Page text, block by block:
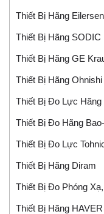
Thiết Bị Hãng Eilersen
Thiết Bị Hãng SODIC
Thiết Bị Hãng GE
Thiết Bị Hãng
Thiết Bị Đo Lực Hãng
Thiết Bị Đo Hãng
Thiết Bị Đo Lực
Thiết Bị Hãng Diram
Thiết Bị Đo Phóng
Thiết Bị Hãng